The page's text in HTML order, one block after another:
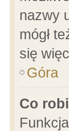
nazwy
mógł
się
Góra
Co